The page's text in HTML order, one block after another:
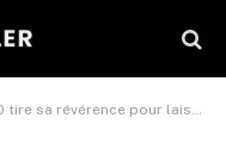
pour laisser place à la nouvelle Ioniq 3